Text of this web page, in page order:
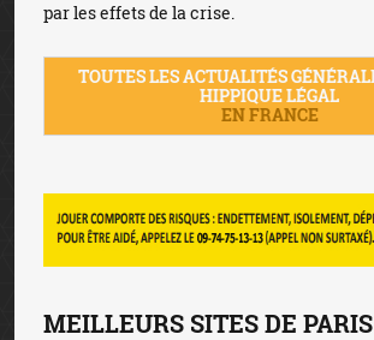
par les effets de la crise.
TOUTES LES ACTUALITÉS
HIPPIQUE LÉGAL
EN FRANCE
MEILLEURS SITES DE PARIS